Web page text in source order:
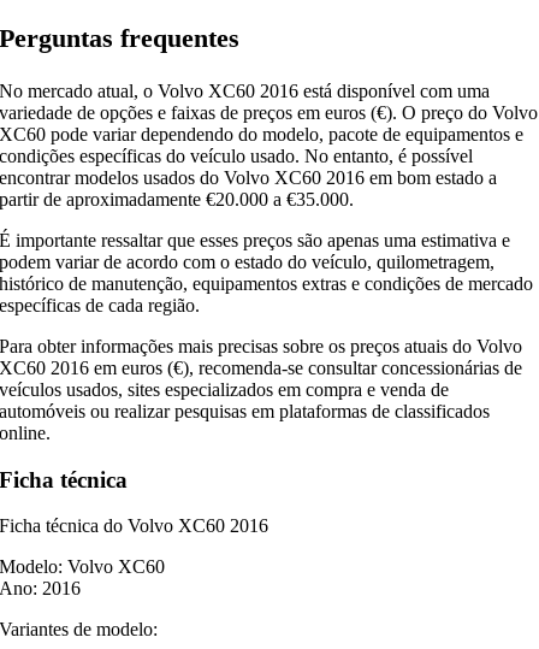
Perguntas frequentes
No mercado atual, o Volvo XC60 2016 está disponível com uma
variedade de opções e faixas de preços em euros (€). O preço do Volvo
XC60 pode variar dependendo do modelo, pacote de equipamentos e
condições específicas do veículo usado. No entanto, é possível
encontrar modelos usados ​​do Volvo XC60 2016 em bom estado a
partir de aproximadamente €20.000 a €35.000.
É importante ressaltar que esses preços são apenas uma estimativa e
podem variar de acordo com o estado do veículo, quilometragem,
histórico de manutenção, equipamentos extras e condições de mercado
específicas de cada região.
Para obter informações mais precisas sobre os preços atuais do Volvo
XC60 2016 em euros (€), recomenda-se consultar concessionárias de
veículos usados, sites especializados em compra e venda de
automóveis ou realizar pesquisas em plataformas de classificados
online.
Ficha técnica
Ficha técnica do Volvo XC60 2016
Modelo: Volvo XC60
Ano: 2016
Variantes de modelo: